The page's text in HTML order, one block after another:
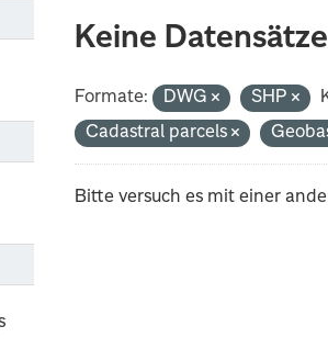
Keine
Formate: DWG SHP
Cadastral parcels
Bitte versuch es mit einer